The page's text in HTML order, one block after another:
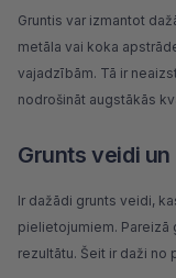
Gruntis var izmantot
metāla vai koka
vajadzībām. Tā ir
nodrošināt augstākās
Grunts veidi
Ir dažādi grunts veidi,
pielietojumiem. Pareizā
rezultātu. Šeit ir daži no